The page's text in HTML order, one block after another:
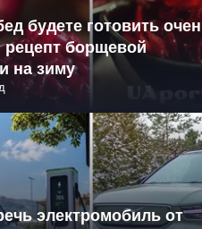
будете готовить
борщевой
на зиму
электромобиль от